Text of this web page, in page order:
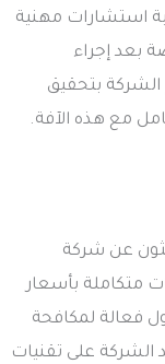
استشارات مهنية
بعد إجراء
الشركة بتحقيق
مع هذه الآفة.
عن شركة
متكاملة بأسعار
فعالة لمكافحة
الشركة على تقنيات